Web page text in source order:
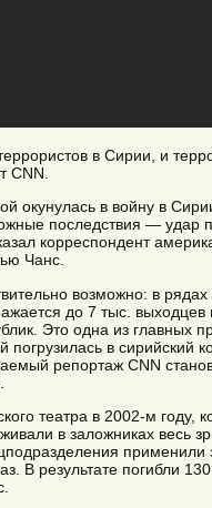
в Сирии, и
CNN.
окунулась в войну в
последствия — удар
корреспондент
Чанс.
возможно: в
до 7 тыс.
Это одна из главных
погрузилась в сирийский
репортаж CNN
театра в 2002-м году,
в заложниках весь
применили
В результате погибли